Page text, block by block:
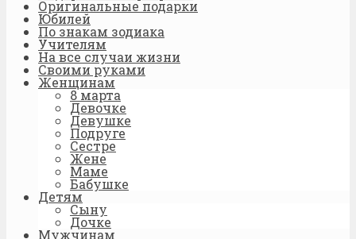
Оригинальные подарки
Юбилей
По знакам зодиака
Учителям
На все случаи жизни
Своими руками
Женщинам
8 марта
Девочке
Девушке
Подруге
Сестре
Жене
Маме
Бабушке
Детям
Сыну
Дочке
Мужчинам